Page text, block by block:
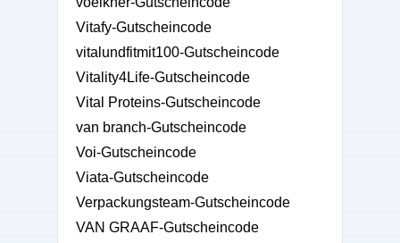
Vitafy-Gutscheincode
vitalundfitmit100-Gutscheincode
Vitality4Life-Gutscheincode
Vital Proteins-Gutscheincode
van branch-Gutscheincode
Voi-Gutscheincode
Viata-Gutscheincode
Verpackungsteam-Gutscheincode
VAN GRAAF-Gutscheincode